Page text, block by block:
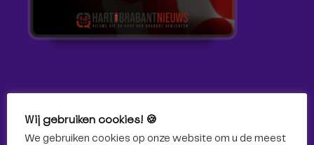
Volg Omroep Tilburg niet alleen hier, maar ook via social
Wij gebruiken cookies! 🍪
We gebruiken cookies op onze website om u de meest